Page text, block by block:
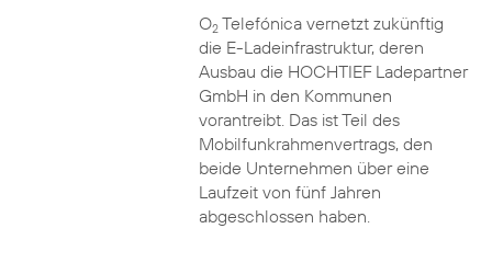
O2Telefónica vernetzt zukünftig
die E-Ladeinfrastruktur, deren
Ausbau die HOCHTIEF Ladepartner
GmbH in den Kommunen
vorantreibt. Das ist Teil des
Mobilfunkrahmenvertrags, den
beide Unternehmen über eine
Laufzeit von fünf Jahren
abgeschlossen haben.